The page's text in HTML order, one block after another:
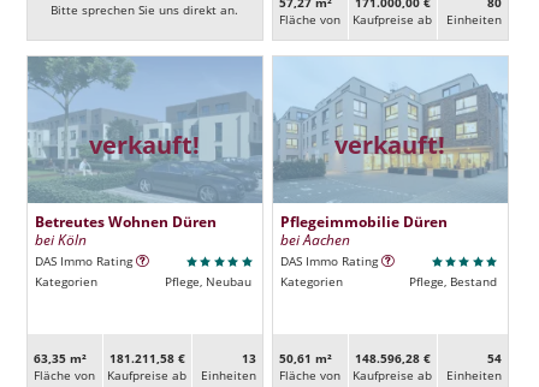
Bitte sprechen Sie uns direkt an.
Fläche von
Kaufpreise ab
Ein­heiten
verkauft!
Betreutes Wohnen Düren
bei Köln
DAS Immo Rating
Kategorien
Pflege, Neubau
63,35 m²
Fläche von
181.211,58 €
Kaufpreise ab
13
Ein­heiten
verkauft!
Pflegeimmobilie Düren
bei Aachen
DAS Immo Rating
Kategorien
Pflege, Bestand
50,61 m²
Fläche von
148.596,28 €
Kaufpreise ab
54
Ein­heiten